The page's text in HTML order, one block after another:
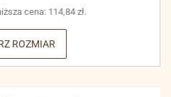
cena: 114,84 zł.
ROZMIAR